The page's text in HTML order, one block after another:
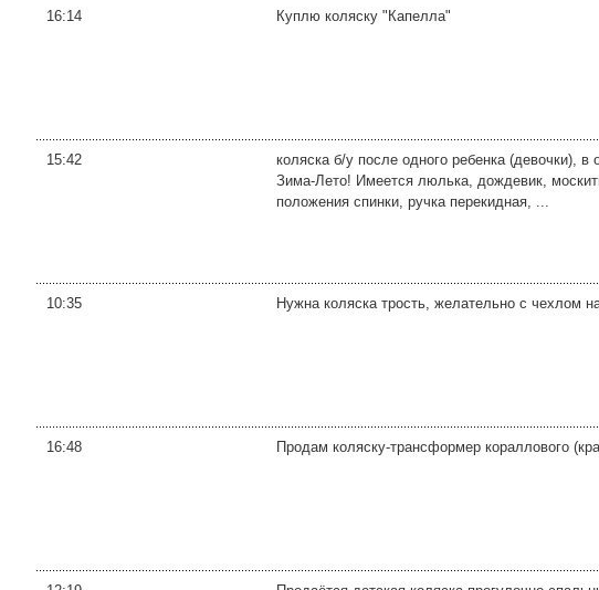
16:14 Куплю коляску "Капелла"
15:42
коляска б/у после одного ребенка (девочки),
Зима-Лето! Имеется люлька, дождевик,
положения спинки, ручка перекидная, ...
10:35 Нужна коляска трость, желательно с чехлом
16:48 Продам коляску-трансформер кораллового